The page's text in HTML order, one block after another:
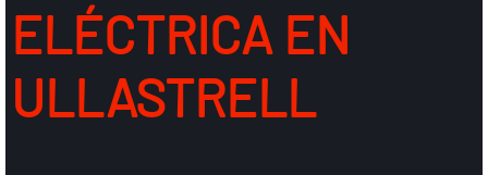
ELÉCTRICA EN
ULLASTRELL